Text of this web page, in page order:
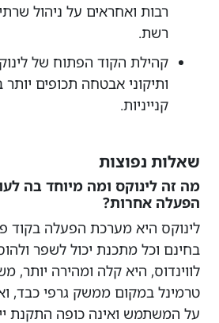
רבות ואחראים על ניהול
רשת.
קהילת הקוד הפתוח של
ותיקוני אבטחה תכופים
קנייניות.
שאלות נפוצות
מה זה לינוקס ומה מיוחד בה
הפעלה אחרות?
לינוקס היא מערכת הפעלה בקוד
בחינם וכל מתכנת יכול לשפר
לווינדוס, היא קלה ומהירה
טרמינל במקום ממשק גרפי כבד,
על המשתמש ואינה כופה התקנת